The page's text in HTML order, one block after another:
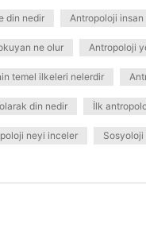
din nedir Antropoloji insan
ne olur Antropoloji
temel ilkeleri nelerdir
din nedir İlk
neyi inceler Sosyoloji